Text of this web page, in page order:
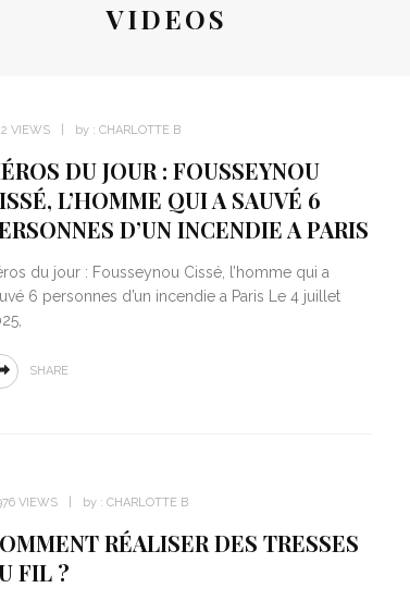
VIDEOS
VIEWS by : CHARLOTTE B
DU JOUR : FOUSSEYNOU
L’HOMME QUI A SAUVÉ 6
D’UN INCENDIE A PARIS
du jour : Fousseynou Cissé, l’homme qui a
6 personnes d’un incendie a Paris Le 4 juillet
SHARE
VIEWS by : CHARLOTTE B
RÉALISER DES TRESSES
FIL ?